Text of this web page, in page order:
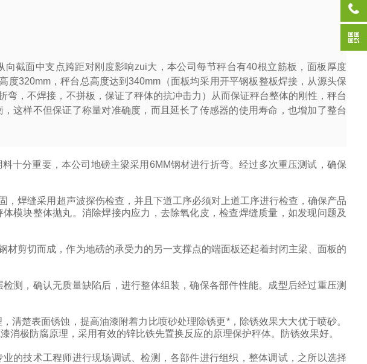
向截面中支点跨距对刚度影响zui大，本公司每节秤台有40根立筋板，面板厚度
度320mm，秤台总高度达到340mm （面板均采用开平钢板整板焊接，从源头保
弯，不焊接，不拼板，保证了秤体的抗冲击力）从而保证秤台整体的刚性，秤台
这样不但保证了称量对准确度，而且延长了传感器的使用寿命，也增加了整台
十分重要，本公司地磅主梁采用6MM钢材进行折弯。经过多次重压测试，确保
，焊缝采用超声波探伤检查，并且下道工序必须对上道工序进行检查，确保产品
模块整体抛丸。消除焊接内应力，去除氧化皮，检查焊缝质量，如发现问题及
材剪切而成，作为地磅的承受力的另一支撑点的端面板还起着封闭主梁、面板的
测，确认无质量缺陷后，进行整体组装，确保各部件性能。成型后经过重压测
清楚表面锈蚀，提高油漆附着力比喷砂处理除锈更*，除锈效果大大优于喷砂。
消极防腐原理，采用有效的锌比铁先置换反应的原理保护秤体。防锈效果好。
的技术工程师进行现场调试、检测，各部件进行组织，整体调试，之所以选择